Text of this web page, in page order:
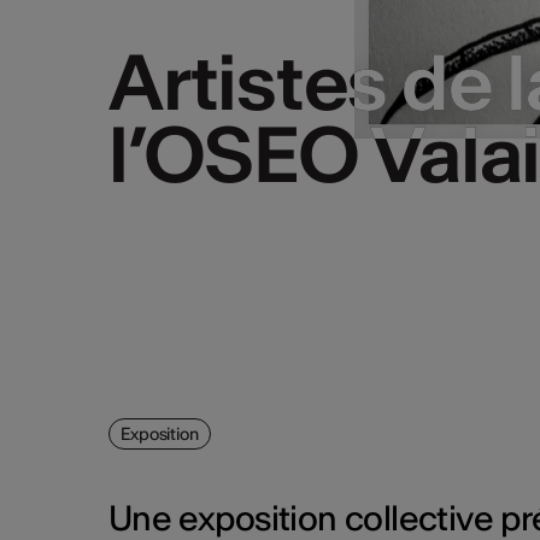
Artistes de
l’OSEO
Artistes de
l’OSEO
Exposition
Une exposition collective